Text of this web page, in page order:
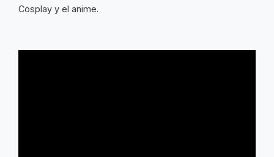
Cosplay y el anime.